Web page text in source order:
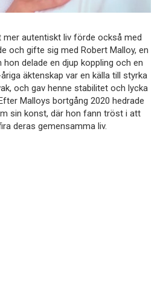
autentiskt liv förde också med
och gifte sig med Robert Malloy, en
hon delade en djup koppling och en
äktenskap var en källa till styrka
och gav henne stabilitet och lycka
Malloys bortgång 2020 hedrade
sin konst, där hon fann tröst i att
deras gemensamma liv.